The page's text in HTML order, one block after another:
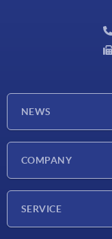
NEWS
COMPANY
SERVICE